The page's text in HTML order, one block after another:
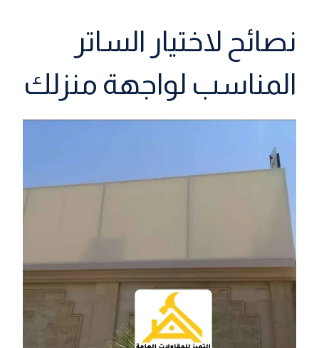
نصائح لاختيار الساتر
المناسب لواجهة منزلك